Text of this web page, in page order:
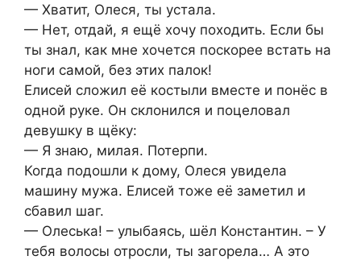
— Хватит, Олеся, ты устала.
— Нет, отдай, я ещё хочу походить. Если бы
ты знал, как мне хочется поскорее встать на
ноги самой, без этих палок!
Елисей сложил её костыли вместе и понёс в
одной руке. Он склонился и поцеловал
девушку в щёку:
— Я знаю, милая. Потерпи.
Когда подошли к дому, Олеся увидела
машину мужа. Елисей тоже её заметил и
сбавил шаг.
— Олеська! – улыбаясь, шёл Константин. – У
тебя волосы отросли, ты загорела… А это